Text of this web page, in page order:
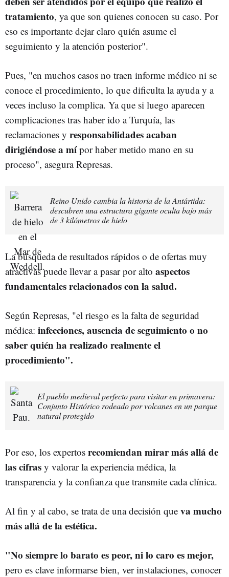
tratamiento, ya que son quienes conocen su caso. Por
eso es importante dejar claro quién asume el
seguimiento y la atención posterior".
Pues, "en muchos casos no traen informe médico ni se
conoce el procedimiento, lo que dificulta la ayuda y a
veces incluso la complica. Ya que si luego aparecen
complicaciones tras haber ido a Turquía, las
reclamaciones y responsabilidades acaban
dirigiéndose a mípor haber metido mano en su
proceso", asegura Represas.
Reino Unido cambia la historia de la Antártida:
descubren una estructura gigante oculta bajo más
de 3 kilómetros de hielo
La búsqueda de resultados rápidos o de ofertas muy
atractivas puede llevar a pasar por alto aspectos
fundamentales relacionados con la salud.
Según Represas, "el riesgo es la falta de seguridad
médica: infecciones, ausencia de seguimiento o no
saber quién ha realizado realmente el
procedimiento".
El pueblo medieval perfecto para visitar en primavera:
Conjunto Histórico rodeado por volcanes en un parque
natural protegido
Por eso, los expertos recomiendan mirar más allá de
las cifras y valorar la experiencia médica, la
transparencia y la confianza que transmite cada clínica.
Al fin y al cabo, se trata de una decisión que va mucho
más allá de la estética.
"No siempre lo barato es peor, ni lo caro es mejor,
pero es clave informarse bien, ver instalaciones, conocer